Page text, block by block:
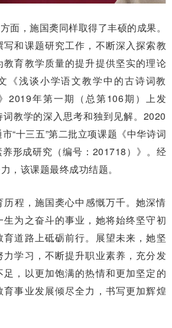
面，施国䶮同样取得了丰硕的成果。
和课题研究工作，不断深入探索教
育教学质量的提升提供坚实的理论
《浅谈小学语文教学中的古诗词教
2019年第一期（总第106期）上发
教学的深入思考和独到见解。2020
“十三五”第二批立项课题《中华诗词
形成研究（编号：201718）》。经
，该课题最终成功结题。
历程，施国䶮心中感慨万千。她深情
为之奋斗的事业，她将始终坚守初
道路上砥砺前行。展望未来，她坚
力学习，不断提升职业素养，充分发
，以更加饱满的热情和更加坚定的
事业发展倾尽全力，书写更加辉煌